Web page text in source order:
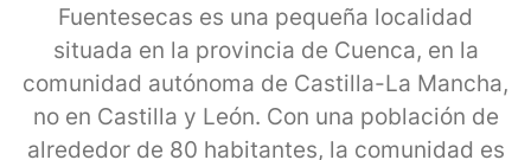
Fuentesecas es una pequeña localidad
situada en la provincia de Cuenca, en la
comunidad autónoma de Castilla-La Mancha,
no en Castilla y León. Con una población de
alrededor de 80 habitantes, la comunidad es